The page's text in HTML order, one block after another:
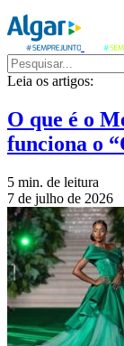
Leia os artigos:
O que é o
funciona o
5 min. de leitura
7 de julho de 2026